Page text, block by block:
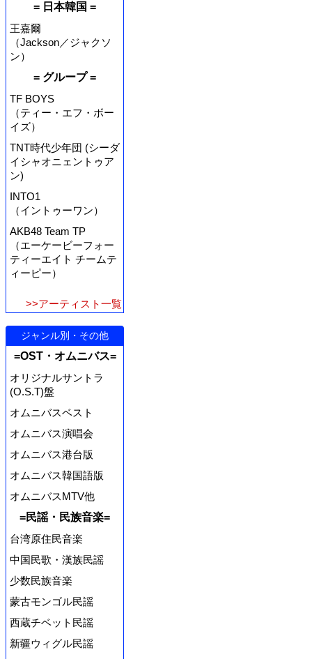
= 日本韓国 =
王嘉爾
（Jackson／ジャクソ
ン）
= グループ =
TF BOYS
（ティー・エフ・ボー
イズ）
TNT時代少年団 (シーダ
イシャオニェントゥア
ン)
INTO1
（イントゥーワン）
AKB48 Team TP
（エーケービーフォー
ティーエイト チームテ
ィーピー）
>>アーティスト一覧
ジャンル別・その他
=OST・オムニバス=
オリジナルサントラ
(O.S.T)盤
オムニバスベスト
オムニバス演唱会
オムニバス港台版
オムニバス韓国語版
オムニバスMTV他
=民謡・民族音楽=
台湾原住民音楽
中国民歌・漢族民謡
少数民族音楽
蒙古モンゴル民謡
西蔵チベット民謡
新疆ウィグル民謡